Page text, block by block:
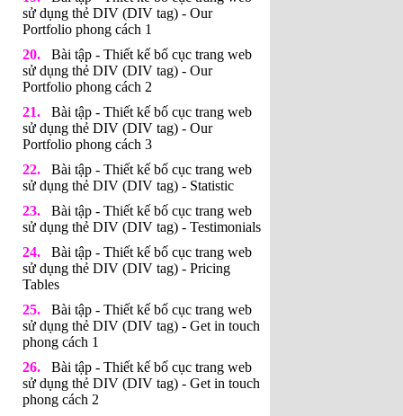
sử dụng thẻ DIV (DIV tag) - Our
Portfolio phong cách 1
Bài tập - Thiết kế bố cục trang web
sử dụng thẻ DIV (DIV tag) - Our
Portfolio phong cách 2
Bài tập - Thiết kế bố cục trang web
sử dụng thẻ DIV (DIV tag) - Our
Portfolio phong cách 3
Bài tập - Thiết kế bố cục trang web
sử dụng thẻ DIV (DIV tag) - Statistic
Bài tập - Thiết kế bố cục trang web
sử dụng thẻ DIV (DIV tag) - Testimonials
Bài tập - Thiết kế bố cục trang web
sử dụng thẻ DIV (DIV tag) - Pricing
Tables
Bài tập - Thiết kế bố cục trang web
sử dụng thẻ DIV (DIV tag) - Get in touch
phong cách 1
Bài tập - Thiết kế bố cục trang web
sử dụng thẻ DIV (DIV tag) - Get in touch
phong cách 2